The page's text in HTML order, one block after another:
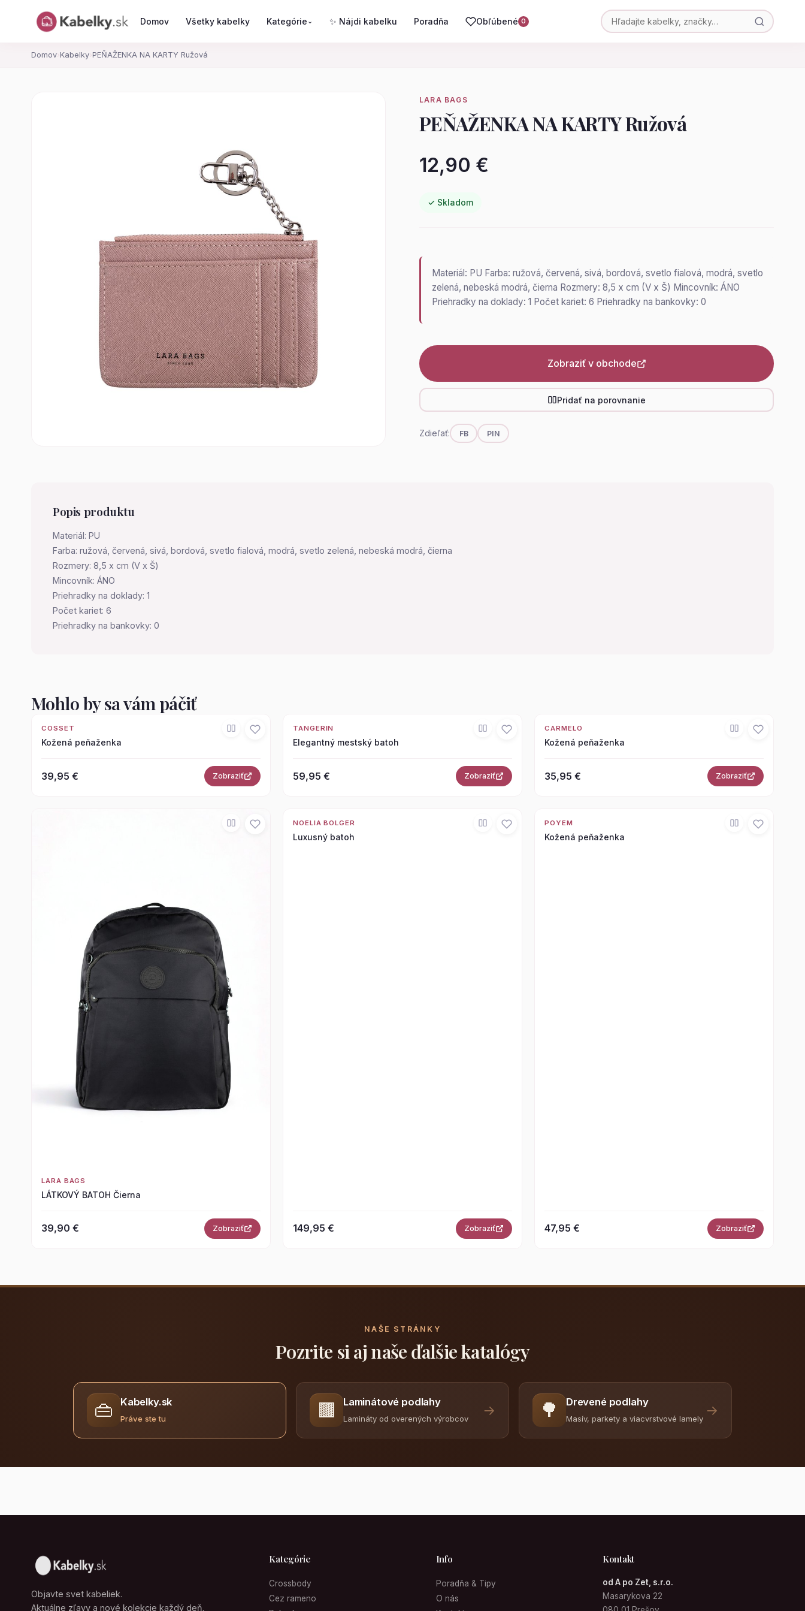
Domov Všetky kabelky Kategórie ⌄ ✨ Nájdi kabelku Poradňa Obľúbené 0
Domov› Kabelky› PEŇAŽENKA NA KARTY Ružová
LARA BAGS
PEŇAŽENKA NA KARTY Ružová
12,90 €
✓ Skladom
Materiál: PU Farba: ružová, červená, sivá, bordová, svetlo fialová, modrá, svetlo
zelená, nebeská modrá, čierna Rozmery: 8,5 x cm (V x Š) Mincovník: ÁNO
Priehradky na doklady: 1 Počet kariet: 6 Priehradky na bankovky: 0
Zobraziť v obchode
Pridať na porovnanie
Zdieľať: FB PIN
Popis produktu
Materiál: PU
Farba: ružová, červená, sivá, bordová, svetlo fialová, modrá, svetlo zelená, nebeská modrá, čierna
Rozmery: 8,5 x cm (V x Š)
Mincovník: ÁNO
Priehradky na doklady: 1
Počet kariet: 6
Priehradky na bankovky: 0
Mohlo by sa vám páčiť
COSSET
Kožená peňaženka
39,95 € Zobraziť
TANGERIN
Elegantný mestský batoh
59,95 € Zobraziť
CARMELO
Kožená peňaženka
35,95 € Zobraziť
LARA BAGS
LÁTKOVÝ BATOH Čierna
39,90 € Zobraziť
NOELIA BOLGER
Luxusný batoh
149,95 € Zobraziť
POYEM
Kožená peňaženka
47,95 € Zobraziť
NAŠE STRÁNKY
Pozrite si aj naše ďalšie katalógy
👜 Kabelky.sk
Práve ste tu 🟫 Laminátové podlahy
Lamináty od overených výrobcov
→ 🌳 Drevené podlahy
Masív, parkety a viacvrstvové lamely
→
Objavte svet kabeliek.
Aktuálne zľavy a nové kolekcie každý deň.
Kategórie
Crossbody
Cez rameno
Info
Poradňa & Tipy
O nás
Kontakt
od A po Zet, s.r.o.
Masarykova 22